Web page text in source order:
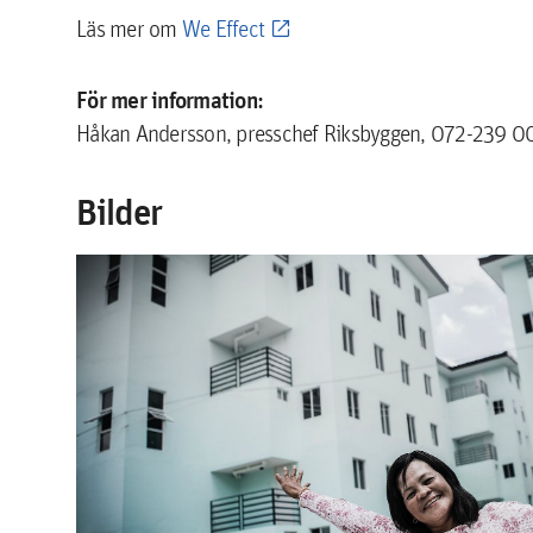
Läs mer om We Effect
För mer information:
Håkan Andersson, presschef Riksbyggen, 072-239
Bilder